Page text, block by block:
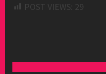
POST VIEWS: 29